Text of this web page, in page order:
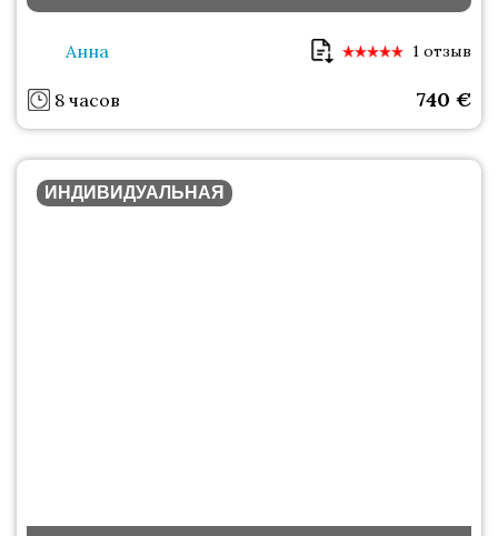
Анна 1 отзыв
8 часов 740 €
ИНДИВИДУАЛЬНАЯ